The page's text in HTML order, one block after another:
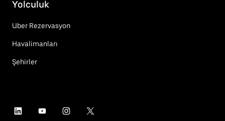
Yolculuk
Uber Rezervasyon
Havalimanları
Şehirler